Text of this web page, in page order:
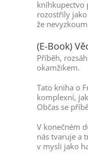
kníhkupectvo
rozostřily
že
(E-Book)
Příběh,
okamžikem.
Tato kniha o
komplexní,
Občas se
V konečném
nás tvaruje a
v mysli jako